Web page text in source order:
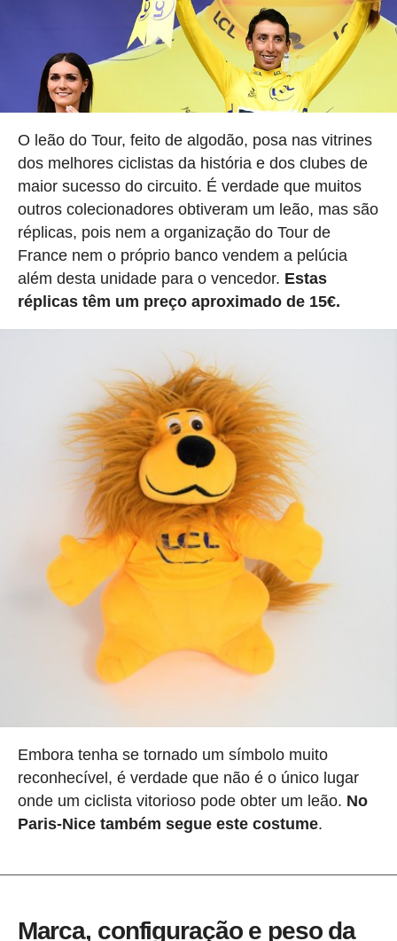
O leão do Tour, feito de algodão, posa nas vitrines
dos melhores ciclistas da história e dos clubes de
maior sucesso do circuito. É verdade que muitos
outros colecionadores obtiveram um leão, mas são
réplicas, pois nem a organização do Tour de
France nem o próprio banco vendem a pelúcia
além desta unidade para o vencedor. Estas
réplicas têm um preço aproximado de 15€.
Embora tenha se tornado um símbolo muito
reconhecível, é verdade que não é o único lugar
onde um ciclista vitorioso pode obter um leão. No
Paris-Nice também segue este costume.
Marca, configuração e peso da